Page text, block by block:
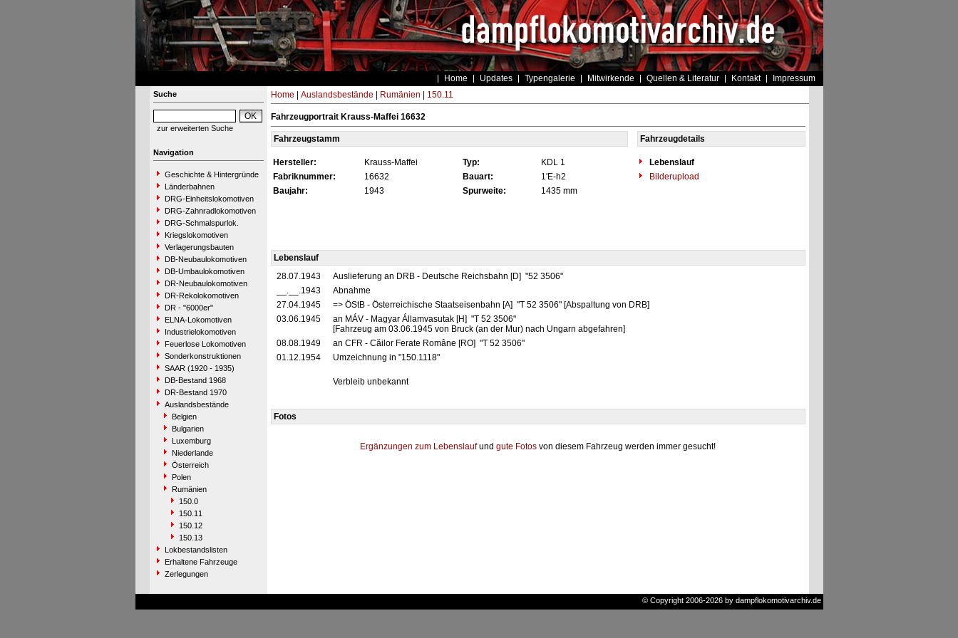
Home Updates Typengalerie Mitwirkende Quellen & Literatur Kontakt Impressum
Suche
zur erweiterten Suche
Navigation
Geschichte & Hintergründe
Länderbahnen
DRG-Einheitslokomotiven
DRG-Zahnradlokomotiven
DRG-Schmalspurlok.
Kriegslokomotiven
Verlagerungsbauten
DB-Neubaulokomotiven
DB-Umbaulokomotiven
DR-Neubaulokomotiven
DR-Rekolokomotiven
DR - "6000er"
ELNA-Lokomotiven
Industrielokomotiven
Feuerlose Lokomotiven
Sonderkonstruktionen
SAAR (1920 - 1935)
DB-Bestand 1968
DR-Bestand 1970
Auslandsbestände
Belgien
Bulgarien
Luxemburg
Niederlande
Österreich
Polen
Rumänien
150.0
150.11
150.12
150.13
Lokbestandslisten
Erhaltene Fahrzeuge
Zerlegungen
Home Auslandsbestände Rumänien 150.11
Fahrzeugportrait Krauss-Maffei 16632
Fahrzeugstamm Fahrzeugdetails
Hersteller: Krauss-Maffei Typ: KDL 1
Lebenslauf
Fabriknummer:
16632 Bauart: 1'E-h2
Bilderupload
Baujahr:
1943 Spurweite: 1435 mm
Lebenslauf
28.07.1943
Auslieferung an DRB - Deutsche Reichsbahn [D] "52 3506"
__.__.1943
Abnahme
27.04.1945
=> ÖStB - Österreichische Staatseisenbahn [A] "T 52 3506" [Abspaltung von DRB]
03.06.1945
an MÁV - Magyar Államvasutak [H] "T 52 3506"
[Fahrzeug am 03.06.1945 von Bruck (an der Mur) nach Ungarn abgefahren]
08.08.1949
an CFR - Căilor Ferate Române [RO] "T 52 3506"
01.12.1954
Umzeichnung in "150.1118"
Verbleib unbekannt
Fotos
Ergänzungen zum Lebenslaufund gute Fotos von diesem Fahrzeug werden immer gesucht!
© Copyright 2006-2026 by dampflokomotivarchiv.de